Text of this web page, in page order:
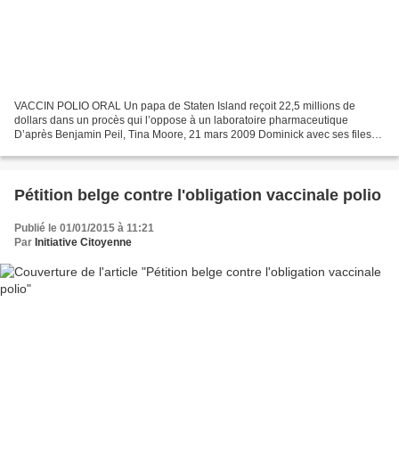
VACCIN POLIO ORAL Un papa de Staten Island reçoit 22,5 millions de
dollars dans un procès qui l’oppose à un laboratoire pharmaceutique
D’après Benjamin Peil, Tina Moore, 21 mars 2009 Dominick avec ses files
Pétition belge contre l'obligation vaccinale polio
Publié le 01/01/2015 à 11:21
Par Initiative Citoyenne